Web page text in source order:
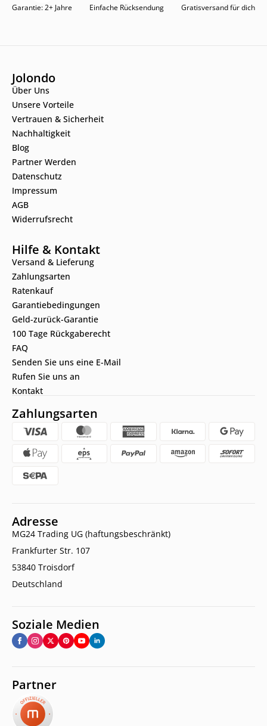
Garantie: 2+ Jahre Einfache Rücksendung Gratisversand für dich
Jolondo
Über Uns
Unsere Vorteile
Vertrauen & Sicherheit
Nachhaltigkeit
Blog
Partner Werden
Datenschutz
Impressum
AGB
Widerrufsrecht
Hilfe & Kontakt
Versand & Lieferung
Zahlungsarten
Ratenkauf
Garantiebedingungen
Geld-zurück-Garantie
100 Tage Rückgaberecht
FAQ
Senden Sie uns eine E-Mail
Rufen Sie uns an
Kontakt
Zahlungsarten
Adresse
MG24 Trading UG (haftungsbeschränkt)
Frankfurter Str. 107
53840 Troisdorf
Deutschland
Soziale Medien
Partner